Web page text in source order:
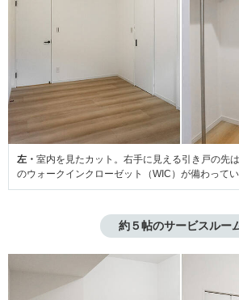
左・ 室内を見たカット。右手に見える引き戸の先
のウォークインクローゼット（WIC）が備わってい
約５帖のサービスルー